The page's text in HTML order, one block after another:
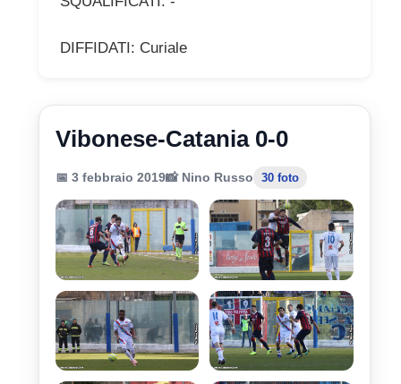
DIFFIDATI: Curiale
Vibonese-Catania 0-0
📅 3 febbraio 2019📸 Nino Russo 30 foto